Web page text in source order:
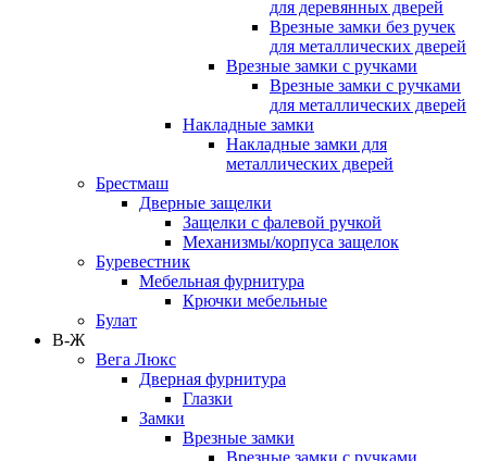
для деревянных дверей
Врезные замки без ручек
для металлических дверей
Врезные замки с ручками
Врезные замки с ручками
для металлических дверей
Накладные замки
Накладные замки для
металлических дверей
Брестмаш
Дверные защелки
Защелки с фалевой ручкой
Механизмы/корпуса защелок
Буревестник
Мебельная фурнитура
Крючки мебельные
Булат
В-Ж
Вега Люкс
Дверная фурнитура
Глазки
Замки
Врезные замки